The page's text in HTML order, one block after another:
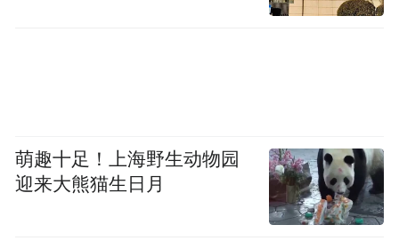
萌趣十足！上海野生动物园
迎来大熊猫生日月